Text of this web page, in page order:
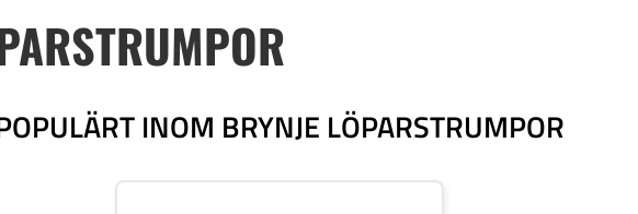
INOM BRYNJE LÖPARSTRUMPOR